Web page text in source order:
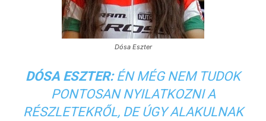
Dósa Eszter
DÓSA ESZTER:ÉN MÉG NEM TUDOK
PONTOSAN NYILATKOZNI A
RÉSZLETEKRŐL, DE ÚGY ALAKULNAK